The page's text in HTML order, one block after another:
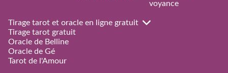
voyance
Tirage tarot et oracle en ligne gratuit
Tirage tarot gratuit
Oracle de Belline
Oracle de Gé
Tarot de l'Amour